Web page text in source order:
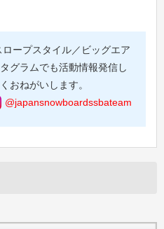
ープスタイル／ビッグエア
グラムでも活動情報発信し
おねがいします。
@japansnowboardssbateam